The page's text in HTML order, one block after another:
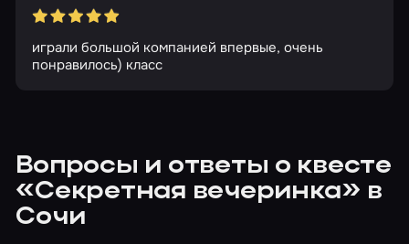
играли большой компанией впервые, очень
понравилось) класс
Вопросы и ответы о квесте
«Секретная вечеринка» в
Сочи